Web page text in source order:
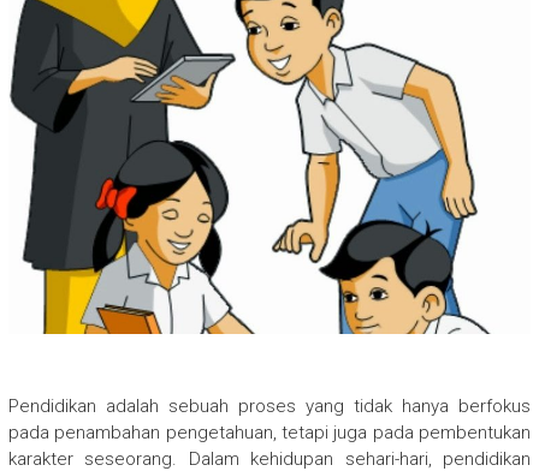
Pendidikan adalah sebuah proses yang tidak hanya berfokus
pada penambahan pengetahuan, tetapi juga pada pembentukan
karakter seseorang. Dalam kehidupan sehari-hari, pendidikan